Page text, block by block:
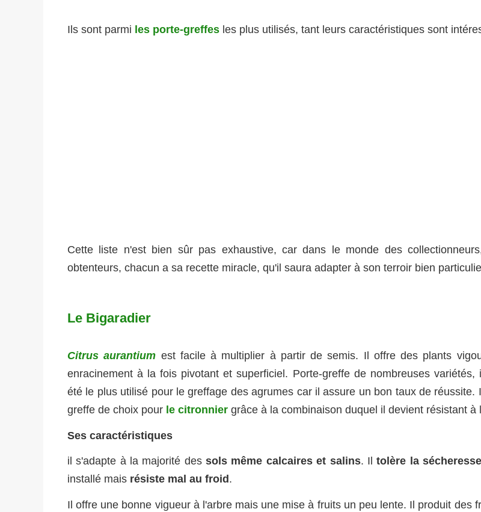
Ils sont parmi les porte-greffes les plus utilisés, tant leurs caractéristiques sont
Cette liste n'est bien sûr pas exhaustive, car dans le monde des
obtenteurs, chacun a sa recette miracle, qu'il saura adapter à son terroir bien
Le Bigaradier
Citrus aurantium est facile à multiplier à partir de semis. Il offre des plants
enracinement à la fois pivotant et superficiel. Porte-greffe de nombreuses variétés,
été le plus utilisé pour le greffage des agrumes car il assure un bon taux de réussite.
greffe de choix pour le citronnier grâce à la combinaison duquel il devient résistant à
Ses caractéristiques
i l s'adapte à la majorité dessols même calcaires et salins. Iltolère la sécheresse
installé mais résiste mal au froid .
Il offre une bonne vigueur à l'arbre mais une mise à fruits un peu lente. Il produit des